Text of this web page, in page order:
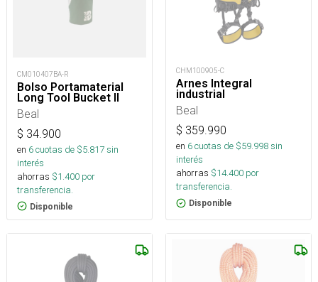
CM010407BA-R
Bolso Portamaterial
Long Tool Bucket II
Beal
$ 34.900
en 6cuotas de $5.817sin
interés
ahorras $1.400 por
transferencia.
Disponible
CHM100905-C
Arnes Integral
industrial
Beal
$ 359.990
en 6cuotas de $59.998sin
interés
ahorras $14.400 por
transferencia.
Disponible